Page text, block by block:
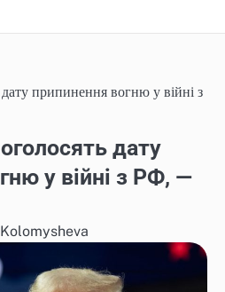
припинення вогню у війні з
дату
у війні з РФ, —